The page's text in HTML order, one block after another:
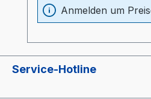
AES-
Trocknersteuerung
Anmelden um
Service-Hotline